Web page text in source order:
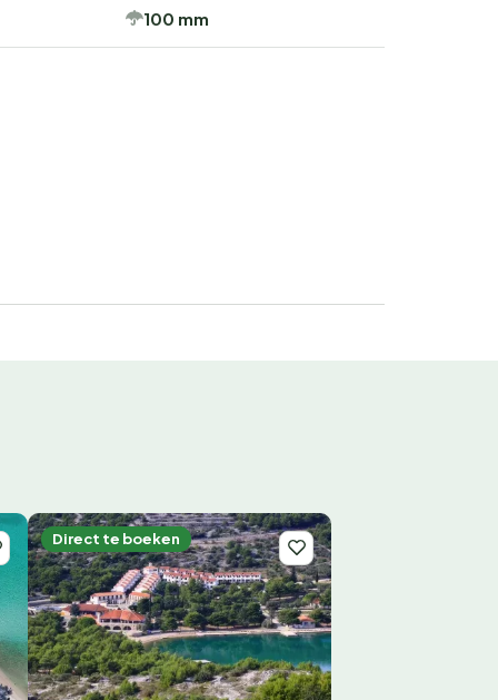
100 mm
Direct te boeken